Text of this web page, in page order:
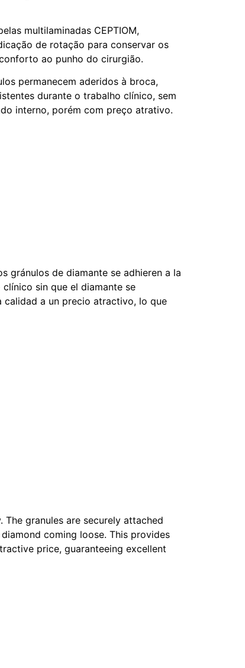
multilaminadas CEPTIOM,
de rotação para conservar os
ao punho do cirurgião.
permanecem aderidos à broca,
durante o trabalho clínico, sem
interno, porém com preço atrativo.
gránulos de diamante se adhieren a la
sin que el diamante se
calidad a un precio atractivo, lo que
granules are securely attached
coming loose. This provides
price, guaranteeing excellent